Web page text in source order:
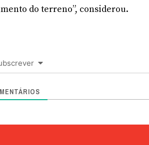
do terreno”, considerou.